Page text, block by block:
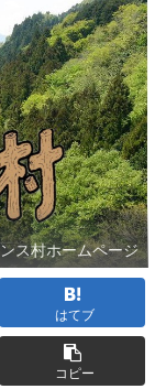
ス村ホームページ
はてブ
コピー